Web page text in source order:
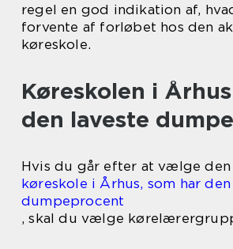
regel en god indikation af,
forvente af forløbet hos den
køreskole.
Køreskolen i
den laveste
Hvis du går efter at vælge den
køreskole i Århus, som har den
dumpeprocent
, skal du vælge